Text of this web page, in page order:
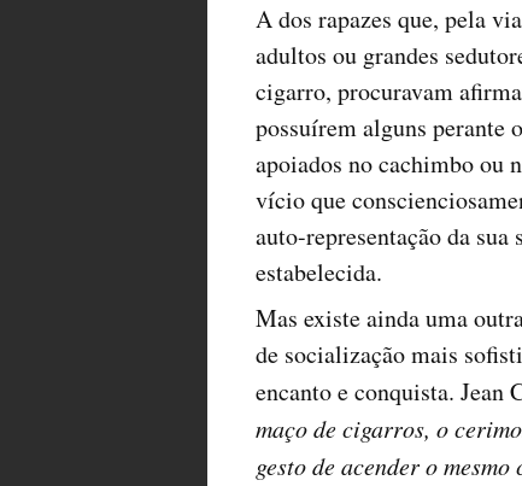
A dos rapazes que, pela
adultos ou grandes
cigarro, procuravam
possuírem alguns perante
apoiados no cachimbo ou
vício que
auto-representação da
estabelecida.
Mas existe ainda uma
de socialização mais
encanto e conquista. Jean
maço de cigarros, o
gesto de acender o